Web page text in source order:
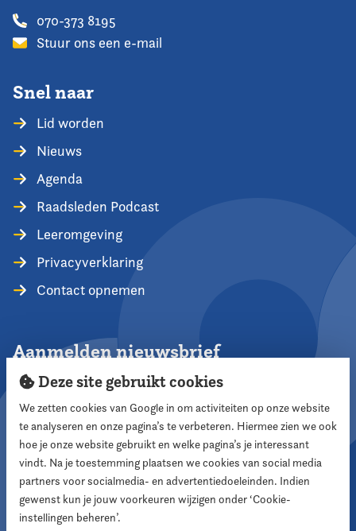
070-373 8195
Stuur ons een e-mail
Snel naar
Lid worden
Nieuws
Agenda
Raadsleden Podcast
Leeromgeving
Privacyverklaring
Contact opnemen
Aanmelden nieuwsbrief
Aanmelden
Volg ons
Deze site gebruikt cookies
We zetten cookies van Google in om activiteiten op onze website
te analyseren en onze pagina’s te verbeteren. Hiermee zien we ook
hoe je onze website gebruikt en welke pagina’s je interessant
vindt. Na je toestemming plaatsen we cookies van social media
partners voor socialmedia- en advertentiedoeleinden. Indien
gewenst kun je jouw voorkeuren wijzigen onder ‘Cookie-
instellingen beheren’.